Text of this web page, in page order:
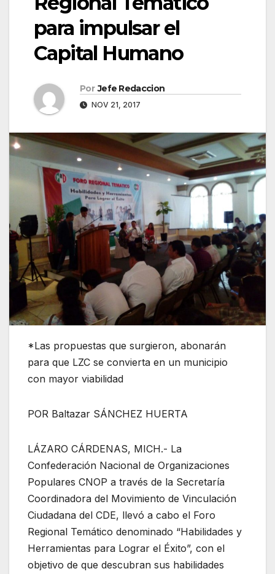
para impulsar el
Capital Humano
Por Jefe Redaccion
NOV 21, 2017
*Las propuestas que surgieron, abonarán
para que LZC se convierta en un municipio
con mayor viabilidad
POR Baltazar SÁNCHEZ HUERTA
LÁZARO CÁRDENAS, MICH.- La
Confederación Nacional de Organizaciones
Populares CNOP a través de la Secretaría
Coordinadora del Movimiento de Vinculación
Ciudadana del CDE, llevó a cabo el Foro
Regional Temático denominado “Habilidades y
Herramientas para Lograr el Éxito”, con el
objetivo de que descubran sus habilidades